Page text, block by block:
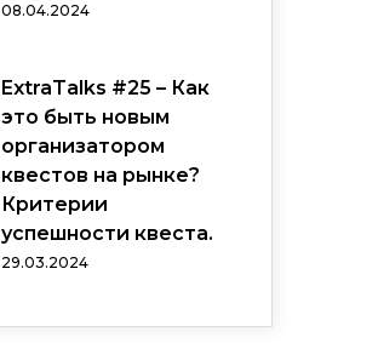
08.04.2024
ExtraTalks #25 – Как
это быть новым
организатором
квестов на рынке?
Критерии
успешности квеста.
29.03.2024